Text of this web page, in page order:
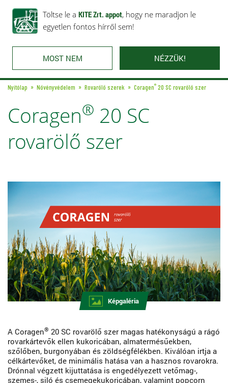
Töltse le a KITE Zrt. appot, hogy ne maradjon le
egyetlen fontos hírről sem!
MOST NEM NÉZZÜK!
Rólunk Ajánlataink Karrier Kapcsolat
Nyitólap Növényvédelem Rovarölő szerek Coragen® 20 SC rovarölő szer
Coragen® 20 SC
rovarölő szer
Képgaléria
A Coragen® 20 SC rovarölő szer magas hatékonyságú a rágó
rovarkártevők ellen kukoricában, almatermésűekben,
szőlőben, burgonyában és zöldségfélékben. Kiválóan irtja a
célkártevőket, de minimális hatása van a hasznos rovarokra.
Drónnal végzett kijuttatása is engedélyezett vetőmag-,
szemes-, siló és csemegekukoricában, valamint popcorn